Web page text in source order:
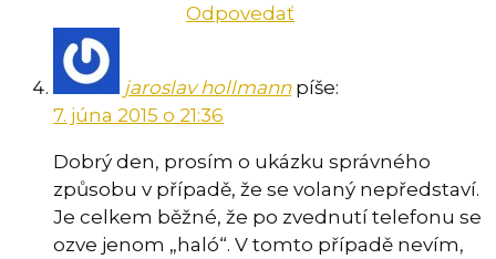
Odpovedať
jaroslav hollmann píše:
7. júna 2015 o 21:36
Dobrý den, prosím o ukázku správného
způsobu v případě, že se volaný nepředstaví.
Je celkem běžné, že po zvednutí telefonu se
ozve jenom „haló“. V tomto případě nevím,